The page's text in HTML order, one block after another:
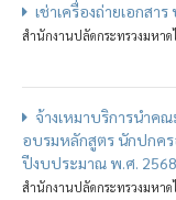
เช่าเครื่องถ่ายเอกส
สำนักงานปลัดกระทรวงมหาด
จ้างเหมาบริการนำค
อบรมหลักสูตร นักปกคร
ปีงบประมาณ พ.ศ.
สำนักงานปลัดกระทรวงมหาด